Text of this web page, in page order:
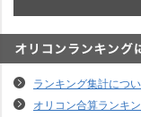
ランキング集計につ
オリコン合算ランキ